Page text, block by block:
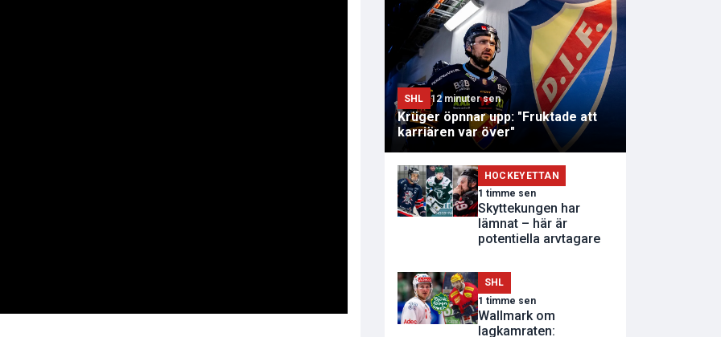
SHL 12 minuter sen
Krüger öpnnar upp: "Fruktade att
karriären var över"
HOCKEYETTAN
1 timme sen
Skyttekungen har
lämnat – här är
potentiella arvtagare
SHL
1 timme sen
Wallmark om
lagkamraten: